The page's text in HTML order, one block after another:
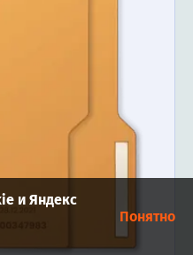
и Яндекс
Понятно